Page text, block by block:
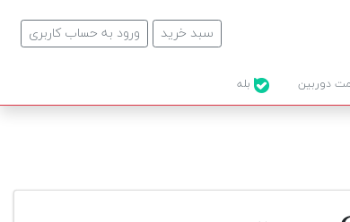
ورود به حساب کاربری سبد خرید
دوربین